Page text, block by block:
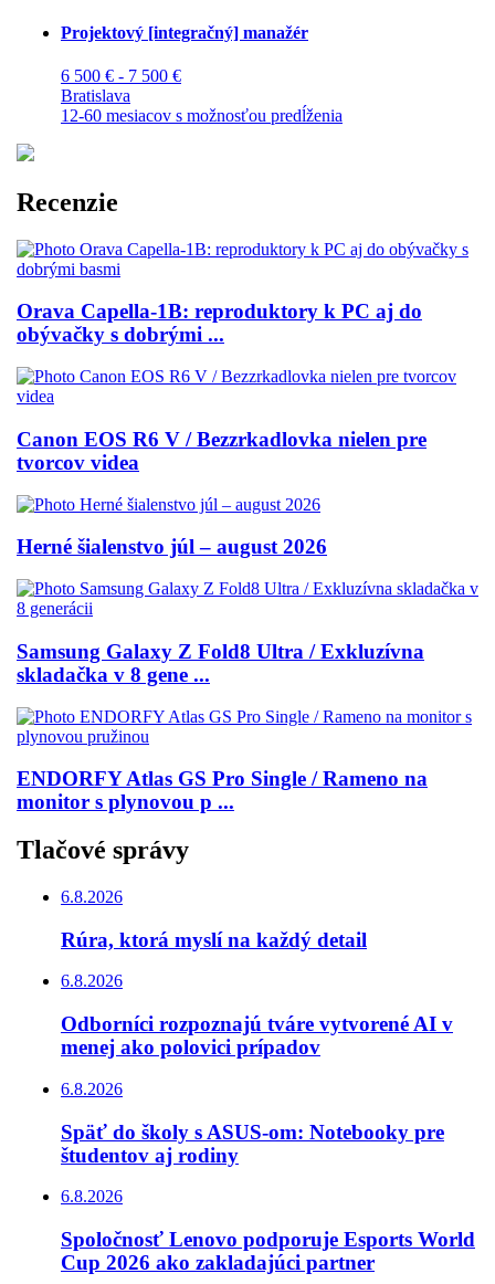
Projektový [integračný] manažér
6 500 € - 7 500 €
Bratislava
12-60 mesiacov s možnosťou predĺženia
Recenzie
Orava Capella-1B: reproduktory k PC aj do
obývačky s dobrými ...
Canon EOS R6 V / Bezzrkadlovka nielen pre
tvorcov videa
Herné šialenstvo júl – august 2026
Samsung Galaxy Z Fold8 Ultra / Exkluzívna
skladačka v 8 gene ...
ENDORFY Atlas GS Pro Single / Rameno na
monitor s plynovou p ...
Tlačové správy
6.8.2026
Rúra, ktorá myslí na každý detail
6.8.2026
Odborníci rozpoznajú tváre vytvorené AI v
menej ako polovici prípadov
6.8.2026
Späť do školy s ASUS-om: Notebooky pre
študentov aj rodiny
6.8.2026
Spoločnosť Lenovo podporuje Esports World
Cup 2026 ako zakladajúci partner